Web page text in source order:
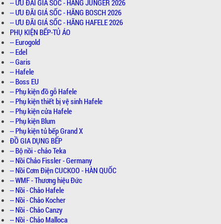
-- ƯU ĐÃI GIÁ SỐC - HÃNG JUNGER 2026
-- ƯU ĐÃI GIÁ SỐC - HÃNG BOSCH 2026
-- ƯU ĐÃI GIÁ SỐC - HÃNG HAFELE 2026
PHỤ KIỆN BẾP-TỦ ÁO
-- Eurogold
-- Edel
-- Garis
-- Hafele
-- Boss EU
-- Phụ kiện đồ gỗ Hafele
-- Phụ kiện thiết bị vệ sinh Hafele
-- Phụ kiện cửa Hafele
-- Phụ kiện Blum
-- Phụ kiện tủ bếp Grand X
ĐỒ GIA DỤNG BẾP
-- Bộ nồi - chảo Teka
-- Nồi Chảo Fissler - Germany
-- Nồi Cơm Điện CUCKOO - HÀN QUỐC
-- WMF - Thương hiệu Đức
-- Nồi - Chảo Hafele
-- Nồi - Chảo Kocher
-- Nồi - Chảo Canzy
-- Nồi - Chảo Malloca